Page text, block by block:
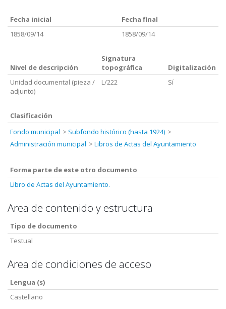
Fecha inicial
Fecha final
1858/09/14
1858/09/14
Nivel de descripción
Signatura
topográfica
Digitalización
Unidad documental (pieza /
adjunto)
L/222 Sí
Clasificación
Fondo municipal
Subfondo histórico (hasta 1924)
Administración municipal
Libros de Actas del Ayuntamiento
Forma parte de este otro documento
Libro de Actas del Ayuntamiento.
Area de contenido y estructura
Tipo de documento
Testual
Area de condiciones de acceso
Lengua (s)
Castellano